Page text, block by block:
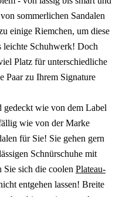
sommerlichen Sandalen
einige Riemchen, um diese
leichte Schuhwerk! Doch
Platz für unterschiedliche
Paar zu Ihrem Signature
gedeckt wie von dem Label
wie von der Marke
für Sie! Sie gehen gern
Schnürschuhe mit
Sie sich die coolen Plateau-
entgehen lassen! Breite